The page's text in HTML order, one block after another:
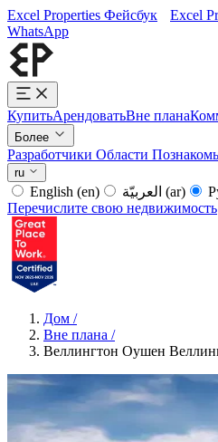
Excel Properties Фейсбук Excel
WhatsApp
КупитьАрендоватьВне плана
Более
Разработчики Области
ru
English (en) (ar)
Перечислите свою недвижимость
Дом /
Вне плана /
Веллингтон Оушен